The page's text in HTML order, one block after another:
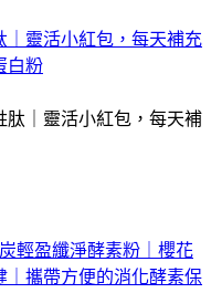
靈活小紅包，每天補充
白粉
輕盈纖淨酵素粉｜櫻花
｜攜帶方便的消化酵素保